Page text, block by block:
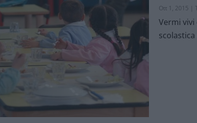
Ott 1, 2015
Vermi
scolastica